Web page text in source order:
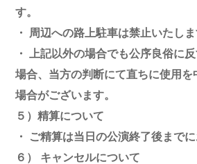
す。
・ 周辺への路上駐車は禁止いたしま
・ 上記以外の場合でも公序良俗に
場合、当方の判断にて直ちに使用を
場合がございます。
５）精算について
・ ご精算は当日の公演終了後まで
６） キャンセルについて